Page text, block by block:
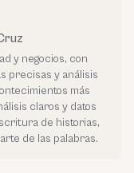
y negocios, con
precisas y análisis
más
claros y datos
de historias,
de las palabras.